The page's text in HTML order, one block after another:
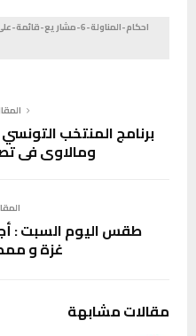
احكام-المناولة-6-
برنامج المنتخب التونسي
ومالاوي في
طقس اليوم السبت :
غزة و
مقالات مشابهة